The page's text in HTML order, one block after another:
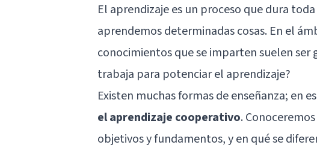
El aprendizaje es un proceso que dura
aprendemos determinadas cosas. En el
conocimientos que se imparten suelen ser
trabaja para potenciar el aprendizaje?
Existen muchas formas de enseñanza; en
el aprendizaje cooperativo.
objetivos y fundamentos, y en qué se